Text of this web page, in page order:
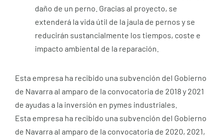
daño de un perno. Gracias al proyecto, se
extenderá la vida útil de la jaula de pernos y se
reducirán sustancialmente los tiempos, coste e
impacto ambiental de la reparación.
Esta empresa ha recibido una subvención del Gobierno
de Navarra al amparo de la convocatoria de 2018 y 2021
de ayudas a la inversión en pymes industriales.
Esta empresa ha recibido una subvención del Gobierno
de Navarra al amparo de la convocatoria de 2020, 2021,